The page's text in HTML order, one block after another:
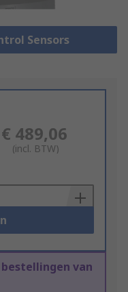
Sensors
€ 489,06
(incl. BTW)
bestellingen van